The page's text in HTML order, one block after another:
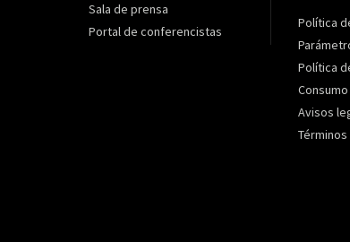
Sala de prensa
Portal de conferencistas
Política
Política
Avisos